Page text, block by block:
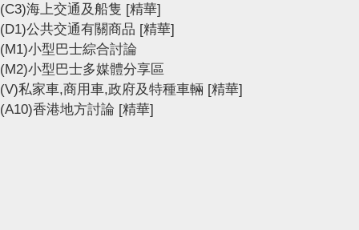
(C3)海上交通及船隻 [精華]
(D1)公共交通有關商品 [精華]
(M1)小型巴士綜合討論
(M2)小型巴士多媒體分享區
(V)私家車,商用車,政府及特種車輛 [精華]
(A10)香港地方討論 [精華]